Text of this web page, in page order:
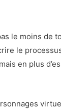
le moins de
le
en plus